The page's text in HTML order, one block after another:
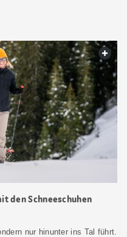
den Schneeschuhen
nur hinunter ins Tal führt.